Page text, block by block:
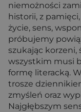
niemożności
historii, z
życie, sens,
próbujemy
szukając korzeni,
wszystkim musi
formę literacką.
trosze
zmyśleń oraz
Najgłębszym